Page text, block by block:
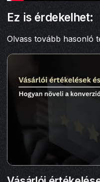
Ez is érdekelhet:
Olvass tovább hasonló